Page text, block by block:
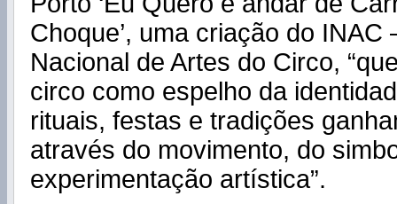
Choque’, uma criação do INAC
Nacional de Artes do Circo,
circo como espelho da
rituais, festas e tradições
através do movimento, do
experimentação artística”.